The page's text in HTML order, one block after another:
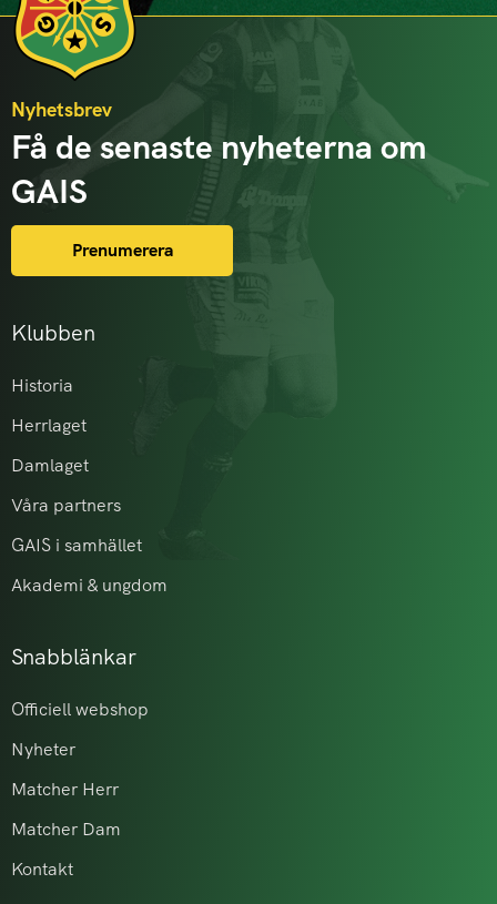
Klubben
Historia
Herrlaget
Damlaget
Våra partners
GAIS i samhället
Akademi & ungdom
Snabblänkar
Officiell webshop
Nyheter
Matcher Herr
Matcher Dam
Kontakt
Nyhetsbrev
Få de senaste nyheterna om
GAIS
Prenumerera